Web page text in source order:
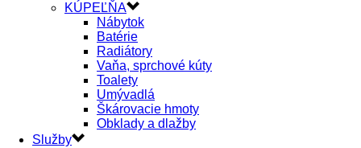
KÚPEĽŇA
Nábytok
Batérie
Radiátory
Vaňa, sprchové kúty
Toalety
Umývadlá
Škárovacie hmoty
Obklady a dlažby
Služby